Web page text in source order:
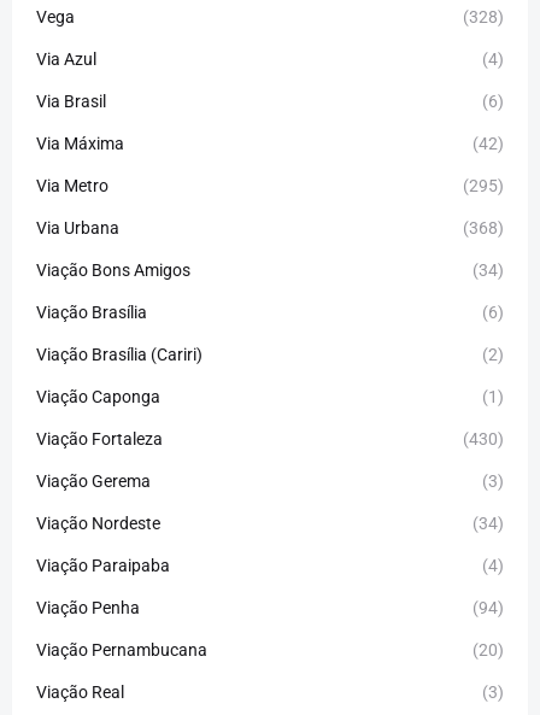
Vega (328)
Via Azul (4)
Via Brasil (6)
Via Máxima (42)
Via Metro (295)
Via Urbana (368)
Viação Bons Amigos (34)
Viação Brasília (6)
Viação Brasília (Cariri) (2)
Viação Caponga (1)
Viação Fortaleza (430)
Viação Gerema (3)
Viação Nordeste (34)
Viação Paraipaba (4)
Viação Penha (94)
Viação Pernambucana (20)
Viação Real (3)